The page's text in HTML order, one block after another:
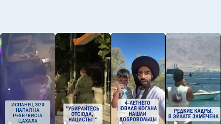
ИСПАНЕЦ ЗРЯ
НАПАЛ НА
РЕЗЕРВИСТА
ЦАХАЛА